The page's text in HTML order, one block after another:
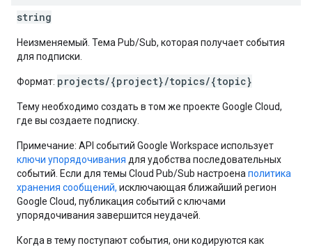
string
Неизменяемый. Тема Pub/Sub, которая получает события
для подписки.
Формат: projects/{project}/topics/{topic}
Тему необходимо создать в том же проекте Google Cloud,
где вы создаете подписку.
Примечание: API событий Google Workspace использует
ключи упорядочивания для удобства последовательных
событий. Если для темы Cloud Pub/Sub настроена политика
хранения сообщений, исключающая ближайший регион
Google Cloud, публикация событий с ключами
упорядочивания завершится неудачей.
Когда в тему поступают события, они кодируются как